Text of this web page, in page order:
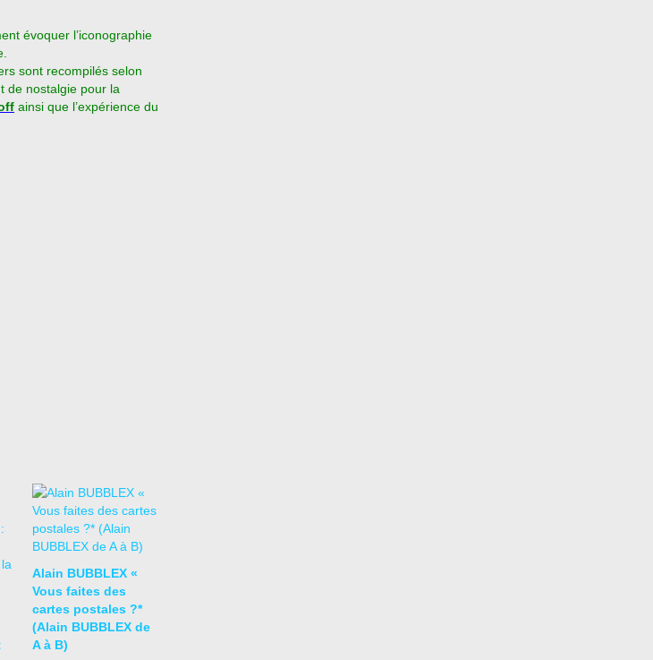
évoquer l’iconographie
sont recompilés selon
de nostalgie pour la
ainsi que l’expérience du
Alain BUBBLEX «
Vous faites des
cartes postales ?*
(Alain BUBBLEX de
A à B)